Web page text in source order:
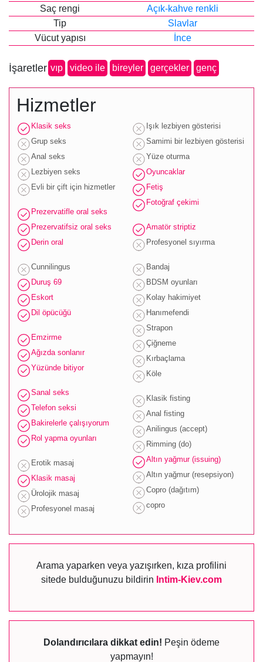
Saç rengi
Açık-kahve renkli
Tip
Slavlar
Vücut yapısı
İnce
İşaretler vip video ile bireyler gerçekler genç
Hizmetler
Klasik seks
Grup seks
Anal seks
Lezbiyen seks
Evli bir çift için hizmetler
Prezervatifle oral seks
Prezervatifsiz oral seks
Derin oral
Cunnilingus
Duruş 69
Eskort
Dil öpücüğü
Emzirme
Ağızda sonlanır
Yüzünde bitiyor
Sanal seks
Telefon seksi
Bakirelerle çalışıyorum
Rol yapma oyunları
Erotik masaj
Klasik masaj
Ürolojik masaj
Profesyonel masaj
Işık lezbiyen gösterisi
Samimi bir lezbiyen gösterisi
Yüze oturma
Oyuncaklar
Fetiş
Fotoğraf çekimi
Amatör striptiz
Profesyonel sıyırma
Bandaj
BDSM oyunları
Kolay hakimiyet
Hanımefendi
Strapon
Çiğneme
Kırbaçlama
Köle
Klasik fisting
Anal fisting
Anilingus (accept)
Rimming (do)
Altın yağmur (issuing)
Altın yağmur (resepsiyon)
Copro (dağıtım)
copro
Arama yaparken veya yazışırken, kıza profilini
sitede bulduğunuzu bildirin Intim-Kiev.com
Dolandırıcılara dikkat edin! Peşin ödeme
yapmayın!